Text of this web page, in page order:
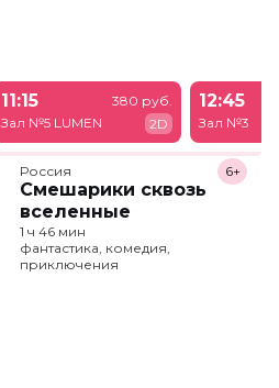
11:15
Зал №5 LUMEN
380 руб.
2D
12:45
Зал №3
Россия
Смешарики сквозь
вселенные
6+
1 ч 46 мин
фантастика, комедия,
приключения